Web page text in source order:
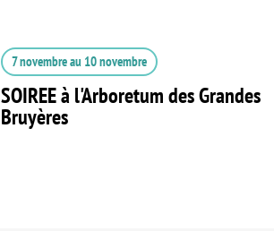
7 novembreau 10 novembre
SOIREE à l'Arboretum des Grandes
Bruyères